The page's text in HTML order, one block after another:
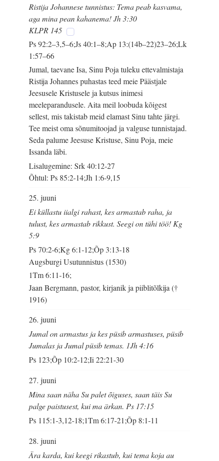
Ristija Johannese tunnistus: Tema peab kasvama,
aga mina pean kahanema! Jh 3:30
KLPR 145
Ps 92:2–3,5–6;Js 40:1–8;Ap 13:(14b–22)23–26;Lk
1:57–66
Jumal, taevane Isa, Sinu Poja tuleku ettevalmistaja
Ristija Johannes puhastas teed meie Päästjale
Jeesusele Kristusele ja kutsus inimesi
meeleparandusele. Aita meil loobuda kõigest
sellest, mis takistab meid elamast Sinu tahte järgi.
Tee meist oma sõnumitoojad ja valguse tunnistajad.
Seda palume Jeesuse Kristuse, Sinu Poja, meie
Issanda läbi.
Lisalugemine: Srk 40:12-27
Õhtul: Ps 85:2-14;Jh 1:6-9,15
25. juuni
Ei küllastu iialgi rahast, kes armastab raha, ja
tulust, kes armastab rikkust. Seegi on tühi töö! Kg
5:9
Ps 70:2-6;Kg 6:1-12;Õp 3:13-18
Augsburgi Usutunnistus (1530)
1Tm 6:11-16;
Jaan Bergmann, pastor, kirjanik ja piiblitõlkija (†
1916)
26. juuni
Jumal on armastus ja kes püsib armastuses, püsib
Jumalas ja Jumal püsib temas. 1Jh 4:16
Ps 123;Õp 10:2-12;Ii 22:21-30
27. juuni
Mina saan näha Su palet õiguses, saan täis Su
palge paistusest, kui ma ärkan. Ps 17:15
Ps 115:1-3,12-18;1Tm 6:17-21;Õp 8:1-11
28. juuni
Ära karda, kui keegi rikastub, kui tema koja au